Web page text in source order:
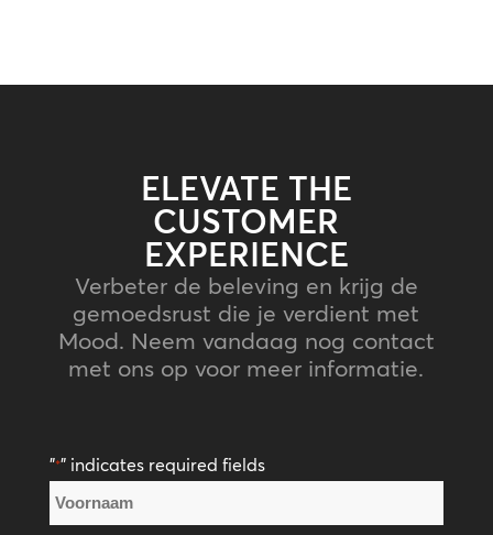
ELEVATE THE
CUSTOMER
EXPERIENCE
Verbeter de beleving en krijg de
gemoedsrust die je verdient met
Mood. Neem vandaag nog contact
met ons op voor meer informatie.
"*" indicates required fields
Naam
*